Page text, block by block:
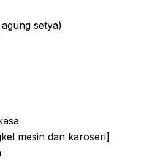
setya)
mesin dan karoseri]